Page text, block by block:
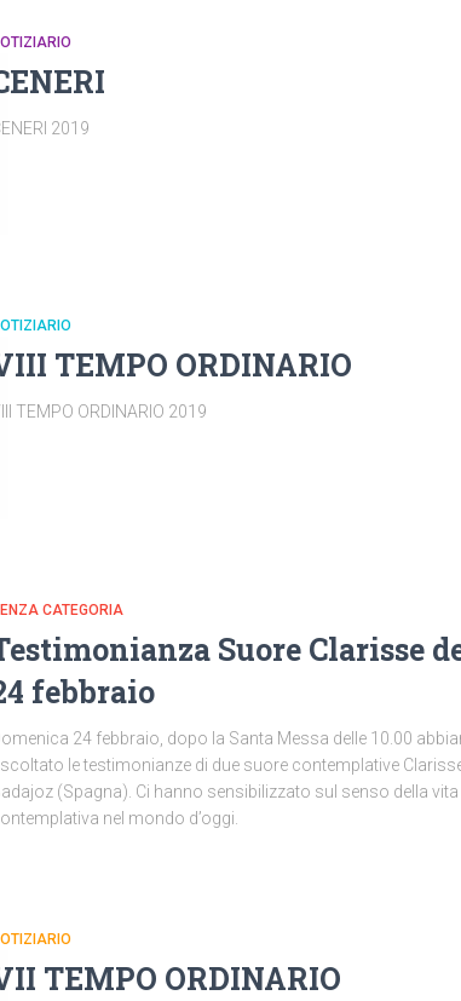
2019
TEMPO ORDINARIO
TEMPO ORDINARIO 2019
CATEGORIA
Suore Clarisse
febbraio
24 febbraio, dopo la Santa Messa delle 10.00
le testimonianze di due suore contemplative
(Spagna). Ci hanno sensibilizzato sul senso della vita
nel mondo d’oggi.
TEMPO ORDINARIO